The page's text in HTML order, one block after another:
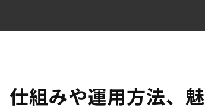
仕組みや運用方法、魅